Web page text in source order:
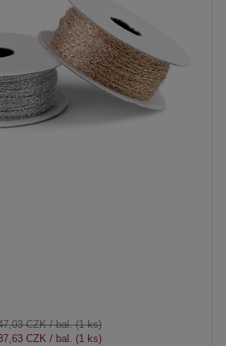
CZK/ bal. (1 ks)
CZK / bal. (1 ks)